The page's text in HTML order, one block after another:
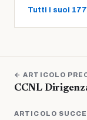
Tutti i suoi
← ARTICOLO
CCNL
ARTICOLO